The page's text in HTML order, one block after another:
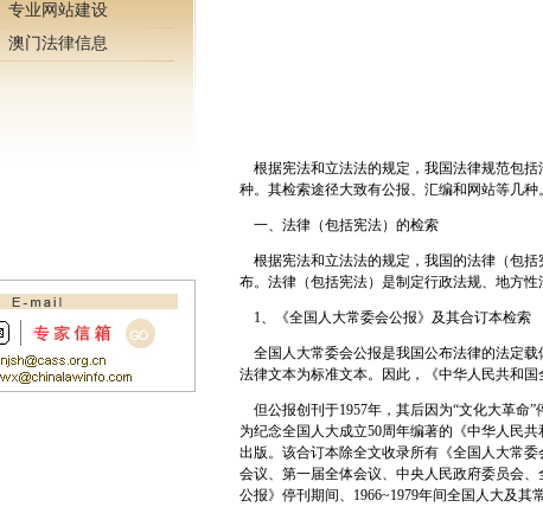
专业网站建设
澳门法律信息
根据宪法和立法法的规定，我国法律规范包
种。其检索途径大致有公报、汇编和网站等几
一、法律（包括宪法）的检索
根据宪法和立法法的规定，我国的法律（包
布。法律（包括宪法）是制定行政法规、地方
1、《全国人大常委会公报》及其合订本检索
全国人大常委会公报是我国公布法律的法定载
法律文本为标准文本。因此，《中华人民共和
但公报创刊于1957年，其后因为“文化大革命
为纪念全国人大成立50周年编著的《中华人民
出版。该合订本除全文收录所有《全国人大常
会议、第一届全体会议、中央人民政府委员会
公报》停刊期间、1966~1979年间全国人大及其